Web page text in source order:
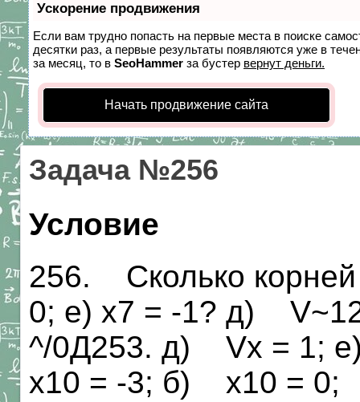
Ускорение продвижения
Если вам трудно попасть на первые места в поиске
десятки раз, а первые результаты появляются уже в
за месяц, то в SeoHammer за бустер вернут деньги.
Начать продвижение сайта
Задача №256
Условие
256. Сколько
0; е) х7 = -1? д)
^/0Д253. д) Vx = 1;
х10 = -3; б) х10 = 0;